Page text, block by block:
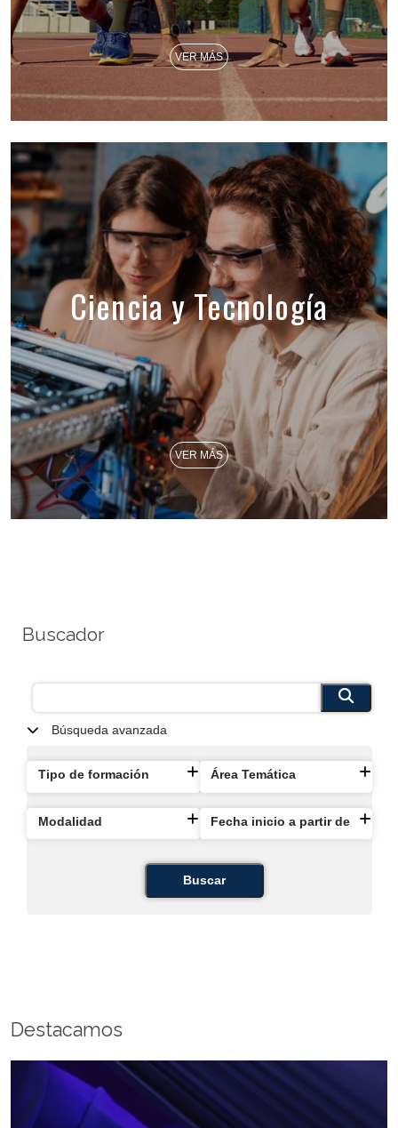
VER MÁS
Ciencia y Tecnología
VER MÁS
Buscador
Búsqueda avanzada
Tipo de formación Área Temática
Modalidad Fecha inicio a partir de
Buscar
Destacamos